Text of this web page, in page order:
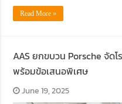
Read More »
AAS ยกขบวน Porsche จัดโ
พร้อมข้อเสนอพิเศษ
June 19, 2025